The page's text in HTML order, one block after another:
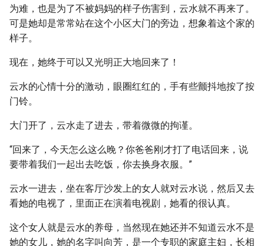
为难，也是为了不被妈妈的样子伤害到，云水就不再来了。
可是她却是常常站在这个小区大门的旁边，想象着这个家的
样子。
现在，她终于可以又光明正大地回来了！
云水的心情十分的激动，眼圈红红的，手有些颤抖地按了按
门铃。
大门开了，云水走了进去，带着微微的拘谨。
“回来了，今天怎么这么晚？你爸爸刚才打了电话回来，说
要带着我们一起出去吃饭，你去换身衣服。”
云水一进去，坐在客厅沙发上的女人就对云水说，然后又去
看她的电视了，里面正在演着电视剧，她看的很认真。
这个女人就是云水的养母，当然现在她还并不知道云水不是
她的女儿，她的名字叫向芳，是一个专职的家庭主妇，长相